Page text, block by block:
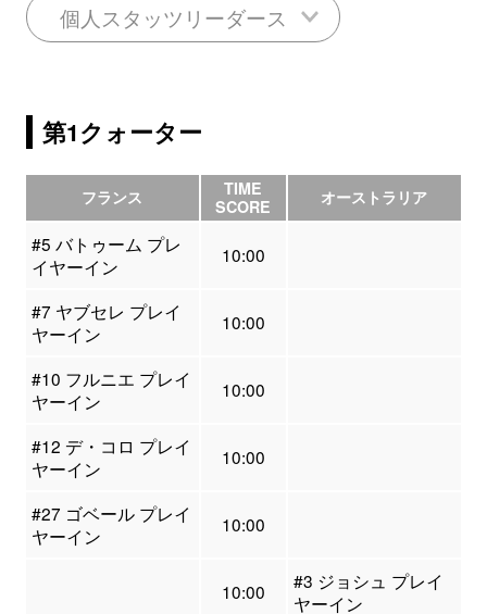
個人スタッツリーダース
第1クォーター
フランス
TIME
SCORE
オーストラリア
#5 バトゥーム プレ
イヤーイン
10:00
#7 ヤブセレ プレイ
ヤーイン
10:00
#10 フルニエ プレイ
ヤーイン
10:00
#12 デ・コロ プレイ
ヤーイン
10:00
#27 ゴベール プレイ
ヤーイン
10:00
10:00
#3 ジョシュ プレイ
ヤーイン